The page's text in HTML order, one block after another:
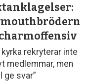
kyrka rekryterar inte
medlemmar, men
ge svar”